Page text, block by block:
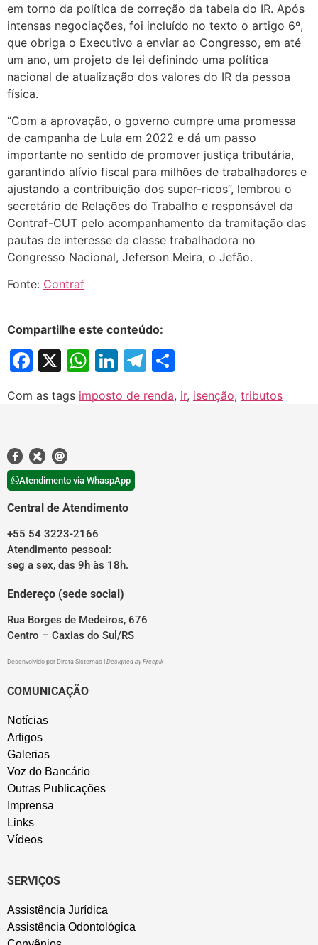
em torno da política de correção da tabela do IR. Após
intensas negociações, foi incluído no texto o artigo 6º,
que obriga o Executivo a enviar ao Congresso, em até
um ano, um projeto de lei definindo uma política
nacional de atualização dos valores do IR da pessoa
física.
“Com a aprovação, o governo cumpre uma promessa
de campanha de Lula em 2022 e dá um passo
importante no sentido de promover justiça tributária,
garantindo alívio fiscal para milhões de trabalhadores e
ajustando a contribuição dos super-ricos”, lembrou o
secretário de Relações do Trabalho e responsável da
Contraf-CUT pelo acompanhamento da tramitação das
pautas de interesse da classe trabalhadora no
Congresso Nacional, Jeferson Meira, o Jefão.
Fonte: Contraf
Compartilhe este conteúdo:
Facebook
X WhatsApp
LinkedIn
Telegram
Com as tags imposto de renda, ir, isenção, tributos
Atendimento via WhaspApp
Central de Atendimento
+55 54 3223-2166
Atendimento pessoal:
seg a sex, das 9h às 18h.
Endereço (sede social)
Rua Borges de Medeiros, 676
Centro – Caxias do Sul/RS
Desenvolvido por Direta Sistemas Designed by Freepik
COMUNICAÇÃO
Notícias
Artigos
Galerias
Voz do Bancário
Outras Publicações
Imprensa
Links
Vídeos
SERVIÇOS
Assistência Jurídica
Assistência Odontológica